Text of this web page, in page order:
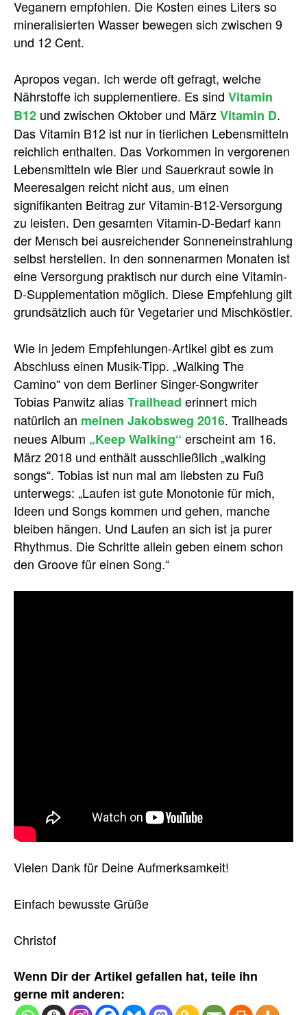
Veganern empfohlen. Die Kosten eines Liters so
mineralisierten Wasser bewegen sich zwischen 9
und 12 Cent.
Apropos vegan. Ich werde oft gefragt, welche
Nährstoffe ich supplementiere. Es sind Vitamin
B12 und zwischen Oktober und März Vitamin D.
Das Vitamin B12 ist nur in tierlichen Lebensmitteln
reichlich enthalten. Das Vorkommen in vergorenen
Lebensmitteln wie Bier und Sauerkraut sowie in
Meeresalgen reicht nicht aus, um einen
signifikanten Beitrag zur Vitamin-B12-Versorgung
zu leisten. Den gesamten Vitamin-D-Bedarf kann
der Mensch bei ausreichender Sonneneinstrahlung
selbst herstellen. In den sonnenarmen Monaten ist
eine Versorgung praktisch nur durch eine Vitamin-
D-Supplementation möglich. Diese Empfehlung gilt
grundsätzlich auch für Vegetarier und Mischköstler.
Wie in jedem Empfehlungen-Artikel gibt es zum
Abschluss einen Musik-Tipp. „Walking The
Camino“ von dem Berliner Singer-Songwriter
Tobias Panwitz aliasTrailhead erinnert mich
natürlich an meinen Jakobsweg 2016. Trailheads
neues Album „Keep Walking“ erscheint am 16.
März 2018 und enthält ausschließlich „walking
songs“. Tobias ist nun mal am liebsten zu Fuß
unterwegs: „Laufen ist gute Monotonie für mich,
Ideen und Songs kommen und gehen, manche
bleiben hängen. Und Laufen an sich ist ja purer
Rhythmus. Die Schritte allein geben einem schon
den Groove für einen Song.“
Vielen Dank für Deine Aufmerksamkeit!
Einfach bewusste Grüße
Christof
Wenn Dir der Artikel gefallen hat, teile ihn
gerne mit anderen: